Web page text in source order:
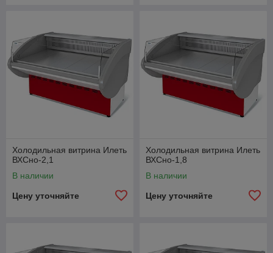
Холодильная витрина Илеть
ВХСно-2,1
В наличии
Цену уточняйте
Холодильная витрина Илеть
ВХСно-1,8
В наличии
Цену уточняйте